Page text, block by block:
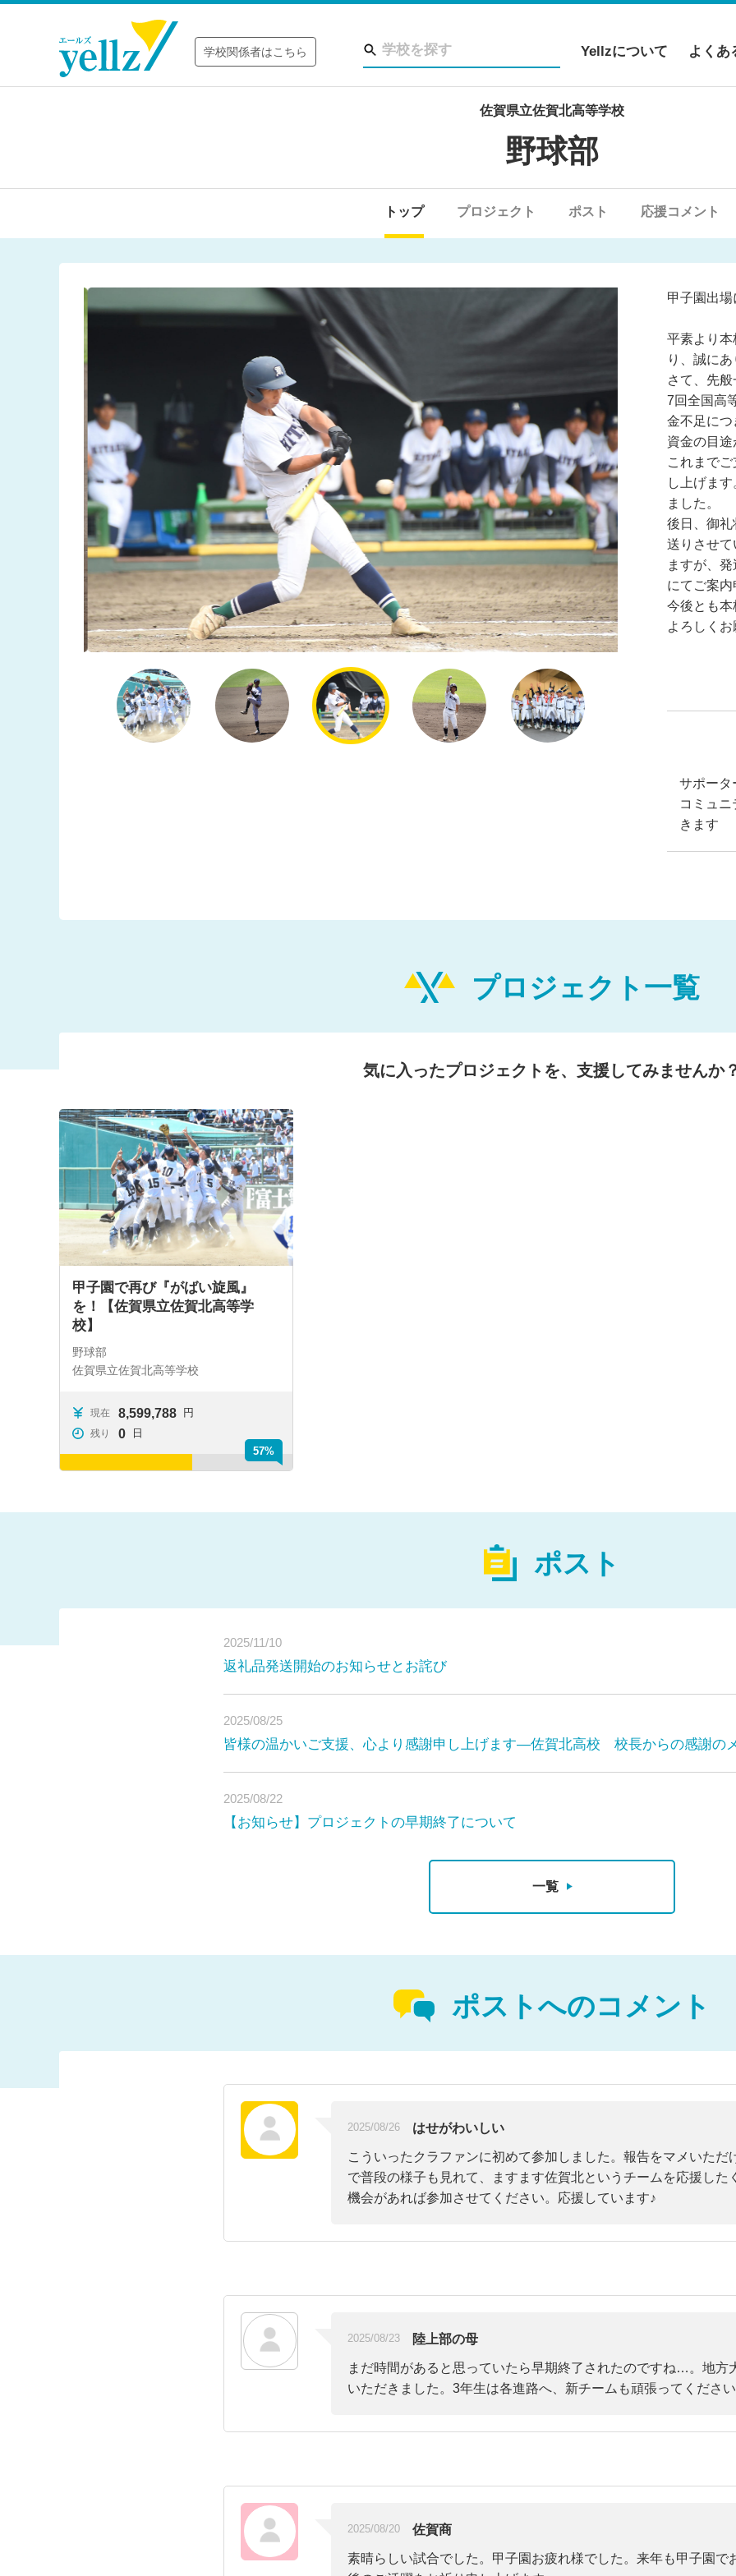
学校関係者はこちら Yellzについて よくあ
佐賀県立佐賀北高等学校
野球部
トップ プロジェクト ポスト 応援コメント
甲子園出
平素より
り、誠にあ
さて、先
7回全国高
金不足につ
資金の目途
これまで
し上げま
ました。
後日、御
送りさせて
ますが、
にてご案内
今後とも
よろしくお
サポータ
コミュ
きます
プロジェクト一覧
気に入ったプロジェクトを、支援してみませんか
甲子園で再び『がばい旋風』
を！【佐賀県立佐賀北高等学
校】
野球部
佐賀県立佐賀北高等学校
現在 8,599,788 円
残り 0
日
57%
ポスト
2025/11/10
返礼品発送開始のお知らせとお詫び
2025/08/25
皆様の温かいご支援、心より感謝申し上げます―佐賀北高校 校長からの感謝の
2025/08/22
【お知らせ】プロジェクトの早期終了について
一覧
ポストへのコメント
2025/08/26 はせがわいしい
こういったクラファンに初めて参加しました。報告をマメいただ
で普段の様子も見れて、ますます佐賀北というチームを応援した
機会があれば参加させてください。応援しています♪
2025/08/23 陸上部の母
まだ時間があると思っていたら早期終了されたのですね…。地方
いただきました。3年生は各進路へ、新チームも頑張ってください
2025/08/20 佐賀商
素晴らしい試合でした。甲子園お疲れ様でした。来年も甲子園で